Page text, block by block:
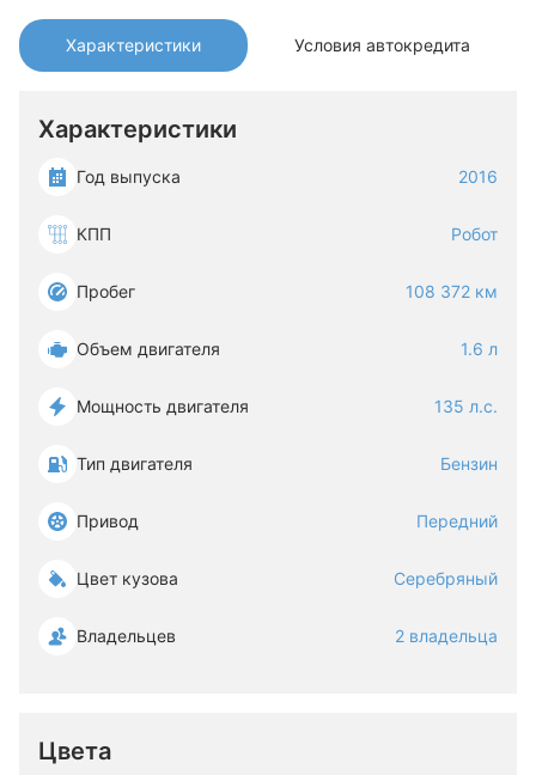
Характеристики Условия автокредита
Характеристики
Год выпуска 2016
КПП Робот
Пробег 108 372 км
Объем двигателя 1.6 л
Мощность двигателя 135 л.с.
Тип двигателя Бензин
Привод Передний
Цвет кузова Серебряный
Владельцев 2 владельца
Цвета